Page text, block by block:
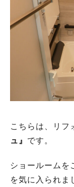
こちらは、リフ
ュ』 です。
ショールームを
を気に入られま